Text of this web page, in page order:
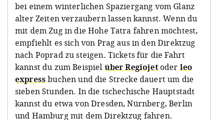
bei einem winterlichen Spaziergang vom Glanz
alter Zeiten verzaubern lassen kannst. Wenn du
mit dem Zug in die Hohe Tatra fahren möchtest,
empfiehlt es sich von Prag aus in den Direktzug
nach Poprad zu steigen. Tickets für die Fahrt
kannst du zum Beispiel über Regiojetoder leo
express buchen und die Strecke dauert um die
sieben Stunden. In die tschechische Hauptstadt
kannst du etwa von Dresden, Nürnberg, Berlin
und Hamburg mit dem Direktzug fahren.